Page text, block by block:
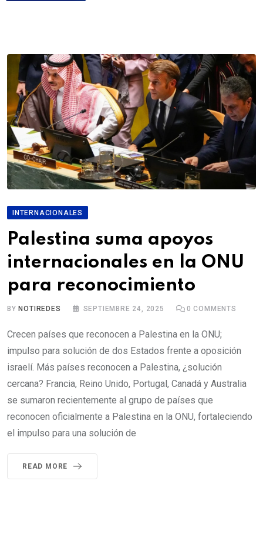
INTERNACIONALES
Palestina suma apoyos
internacionales en la ONU
para reconocimiento
BYNOTIREDES SEPTIEMBRE 24, 2025 0 COMMENTS
Crecen países que reconocen a Palestina en la ONU;
impulso para solución de dos Estados frente a oposición
israelí. Más países reconocen a Palestina, ¿solución
cercana? Francia, Reino Unido, Portugal, Canadá y Australia
se sumaron recientemente al grupo de países que
reconocen oficialmente a Palestina en la ONU, fortaleciendo
el impulso para una solución de
READ MORE